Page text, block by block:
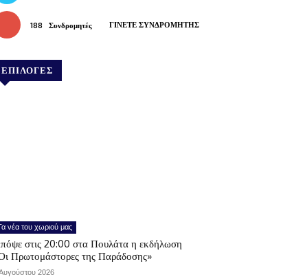
188 Συνδρομητές ΓΊΝΕΤΕ ΣΥΝΔΡΟΜΗΤΉΣ
ΕΠΙΛΟΓΕΣ
νέα του χωριού μας
στις 20:00 στα Πουλάτα η εκδήλωση
Πρωτομάστορες της Παράδοσης»
2026